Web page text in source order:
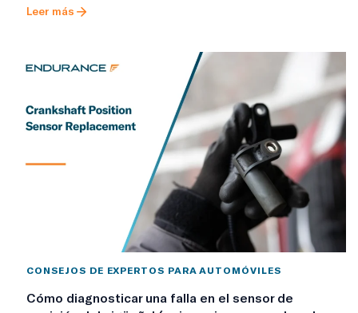
Leer más
CONSEJOS DE EXPERTOS PARA AUTOMÓVILES
Cómo diagnosticar una falla en el sensor de